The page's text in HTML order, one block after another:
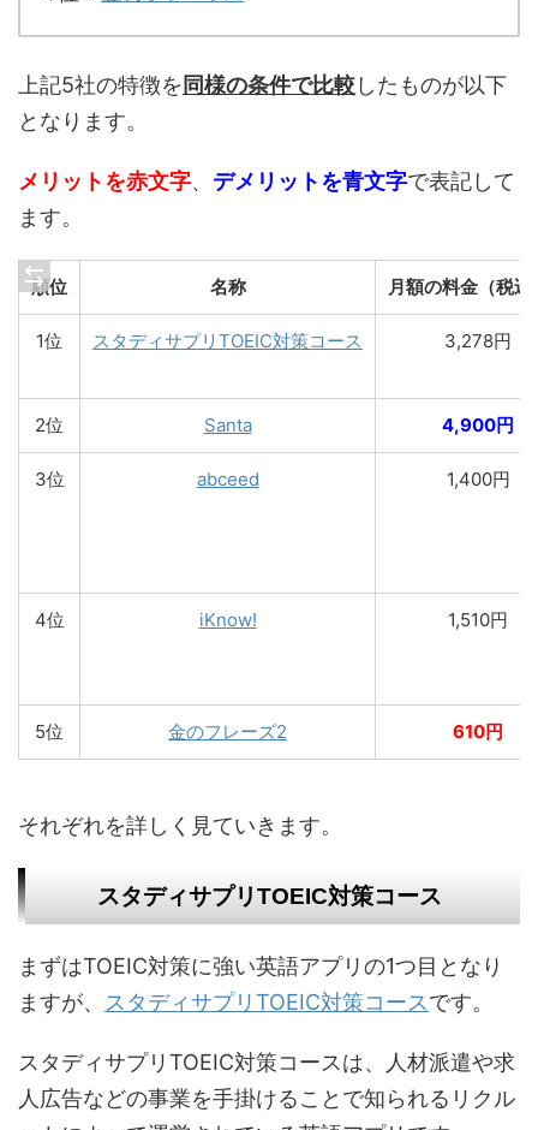
上記5社の特徴を 同様の条件で比較したものが以下
となります。
メリットを赤文字、 デメリットを青文字で表記して
ます。
順位 名称 月額の料金（税込
1位 スタディサプリTOEIC対策コース 3,278円
2位 Santa 4,900円
3位 abceed 1,400円
4位 iKnow! 1,510円
5位 金のフレーズ2 610円
それぞれを詳しく見ていきます。
スタディサプリTOEIC対策コース
まずはTOEIC対策に強い英語アプリの1つ目となり
ますが、 スタディサプリTOEIC対策コースです。
スタディサプリTOEIC対策コースは、人材派遣や求
人広告などの事業を手掛けることで知られるリクル